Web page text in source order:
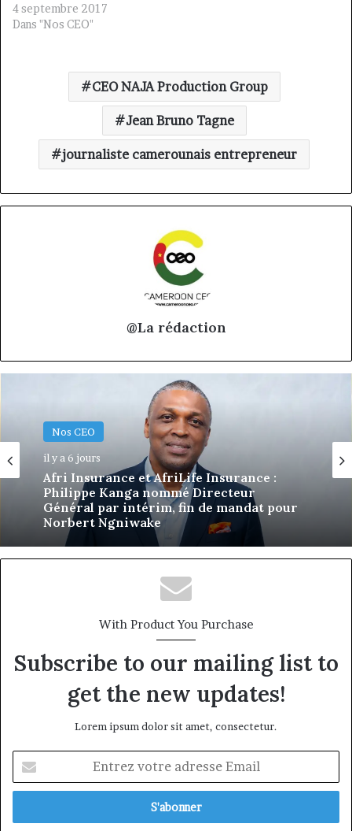
4 septembre 2017
Dans "Nos CEO"
CEO NAJA Production Group
Jean Bruno Tagne
journaliste camerounais entrepreneur
@La rédaction
Nos CEO
18 juin 2026
Eva Mballa, la journaliste-entrepreneure
qui veut donner aux médias africains une
nouvelle saison
With Product You Purchase
Subscribe to our mailing list to
get the new updates!
Lorem ipsum dolor sit amet, consectetur.
votre
adresse